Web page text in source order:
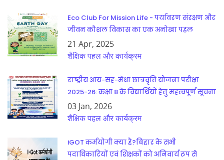
Eco Club For Mission Life - पर्यावरण संरक्षण और
जीवन कौशल विकास का एक अनोखा पहल
21 Apr, 2025
शैक्षिक पहल और कार्यक्रम
राष्ट्रीय आय-सह-मेधा छात्रवृत्ति योजना परीक्षा
2025-26: कक्षा 8 के विद्यार्थियों हेतु महत्वपूर्ण सूचना
03 Jan, 2026
शैक्षिक पहल और कार्यक्रम
iGOT कर्मयोगी क्या है?बिहार के सभी
पदाधिकारियों एवं शिक्षकों को अनिवार्य रूप से